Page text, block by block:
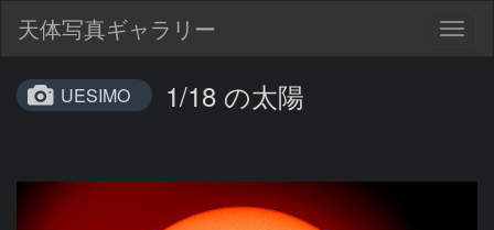
天体写真ギャラリー
UESIMO 1/18 の太陽